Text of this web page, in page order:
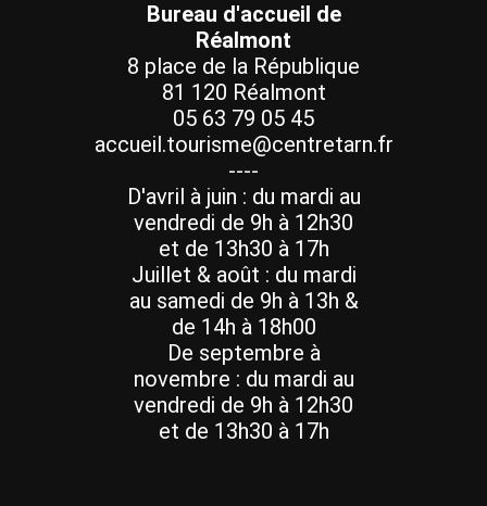
Bureau d'accueil de
Réalmont
8 place de la République
81 120 Réalmont
05 63 79 05 45
accueil.tourisme@centretarn.fr
----
D'avril à juin : du mardi au
vendredi de 9h à 12h30
et de 13h30 à 17h
Juillet & août : du mardi
au samedi de 9h à 13h &
de 14h à 18h00
De septembre à
novembre : du mardi au
vendredi de 9h à 12h30
et de 13h30 à 17h